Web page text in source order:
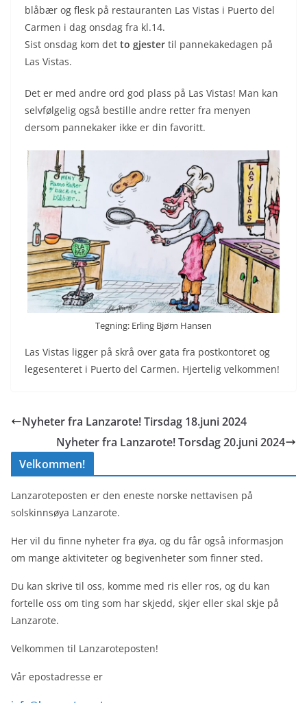
blåbær og flesk på restauranten Las Vistas i Puerto del
Carmen i dag onsdag fra kl.14.
Sist onsdag kom det to gjester til pannekakedagen på
Las Vistas.
Det er med andre ord god plass på Las Vistas! Man kan
selvfølgelig også bestille andre retter fra menyen
dersom pannekaker ikke er din favoritt.
Tegning: Erling Bjørn Hansen
Las Vistas ligger på skrå over gata fra postkontoret og
legesenteret i Puerto del Carmen. Hjertelig velkommen!
Nyheter fra Lanzarote! Tirsdag 18.juni 2024
Nyheter fra Lanzarote! Torsdag 20.juni 2024
Velkommen!
Lanzaroteposten er den eneste norske nettavisen på
solskinnsøya Lanzarote.
Her vil du finne nyheter fra øya, og du får også informasjon
om mange aktiviteter og begivenheter som finner sted.
Du kan skrive til oss, komme med ris eller ros, og du kan
fortelle oss om ting som har skjedd, skjer eller skal skje på
Lanzarote.
Velkommen til Lanzaroteposten!
Vår epostadresse er